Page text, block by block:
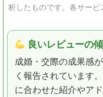
析したものです。各サービ
良いレビューの
成婚・交際の成果感
く報告されています
に合わせた紹介やア